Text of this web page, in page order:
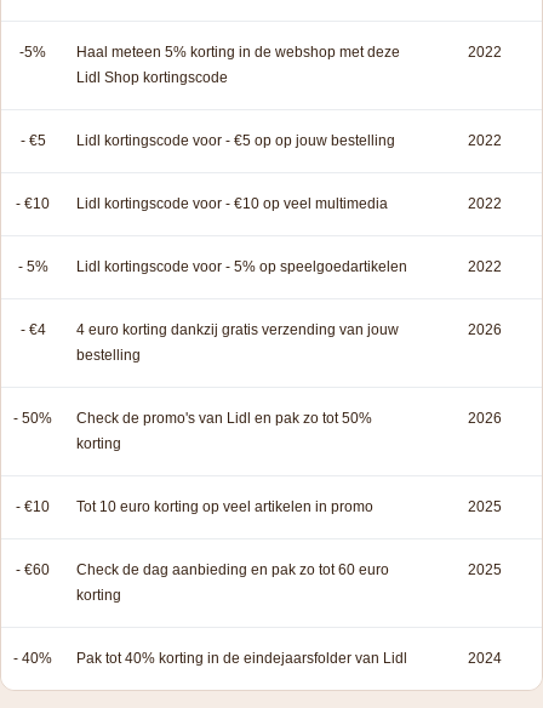
-5%
Haal meteen 5% korting in de webshop met deze
Lidl Shop kortingscode
2022
- €5 Lidl kortingscode voor - €5 op op jouw bestelling 2022
- €10 Lidl kortingscode voor - €10 op veel multimedia 2022
- 5% Lidl kortingscode voor - 5% op speelgoedartikelen 2022
- €4
4 euro korting dankzij gratis verzending van jouw
bestelling
2026
- 50%
Check de promo's van Lidl en pak zo tot 50%
korting
2026
- €10 Tot 10 euro korting op veel artikelen in promo 2025
- €60
Check de dag aanbieding en pak zo tot 60 euro
korting
2025
- 40% Pak tot 40% korting in de eindejaarsfolder van Lidl 2024